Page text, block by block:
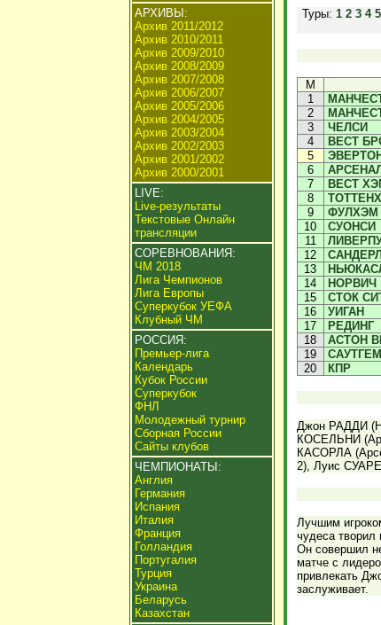
АРХИВЫ:
Архив 2011/2012
Архив 2010/2011
Архив 2009/2010
Архив 2008/2009
Архив 2007/2008
Архив 2006/2007
Архив 2005/2006
Архив 2004/2005
Архив 2003/2004
Архив 2002/2003
Архив 2001/2002
Архив 2000/2001
LIVE:
Live-результаты
Текстовые Онлайн
трансляции
СОРЕВНОВАНИЯ:
ЧМ 2018
Лига Чемпионов
Лига Европы
Суперкубок УЕФА
Клубный ЧМ
РОССИЯ:
Премьер-лига
Календарь
Кубок России
Суперкубок
ФНЛ
Молодежный турнир
Сборная России
Сайты клубов
ЧЕМПИОНАТЫ:
Англия
Германия
Испания
Италия
Франция
Голландия
Португалия
Турция
Украина
Беларусь
Казахстан
Туры: 1 2 3 4 5
М
1
2
3
ЧЕЛСИ
4
ВЕСТ
5
ЭВЕРТОН
6
АРСЕНАЛ
7
ВЕСТ
8
9
ФУЛХЭМ
10
СУОНСИ
11
12
13
14
НОРВИЧ
15
СТОК
16
УИГАН
17
РЕДИНГ
18
АСТОН
19
20
КПР
Джон РАДДИ
КОСЕЛЬНИ
КАСОРЛА
2), Луис
Лучшим
чудеса творил
Он совершил
матче с
привлекать
заслуживает.